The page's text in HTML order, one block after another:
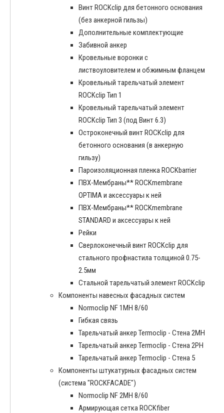
Винт ROCKclip для бетонного основания
(без анкерной гильзы)
Дополнительные комплектующие
Забивной анкер
Кровельные воронки с
листвоуловителем и обжимным фланцем
Кровельный тарельчатый элемент
ROCKclip Тип 1
Кровельный тарельчатый элемент
ROCKclip Тип 3 (под Винт 6.3)
Остроконечный винт ROCKclip для
бетонного основания (в анкерную
гильзу)
Пароизоляционная пленка ROCKbarrier
ПВХ-Мембраны** ROCKmembrane
OPTIMA и аксессуары к ней
ПВХ-Мембраны** ROCKmembrane
STANDARD и аксессуары к ней
Рейки
Сверлоконечный винт ROCKclip для
стального профнастила толщиной 0.75-
2.5мм
Стальной тарельчатый элемент ROCKclip
Компоненты навесных фасадных систем
Normoclip NF 1MH 8/60
Гибкая связь
Тарельчатый анкер Termoclip - Стена 2MH
Тарельчатый анкер Termoclip - Стена 2PH
Тарельчатый анкер Termoclip - Стена 5
Компоненты штукатурных фасадных систем
(система "ROCKFACADE")
Normoclip NF 2MH 8/60
Армирующая сетка ROCKfiber